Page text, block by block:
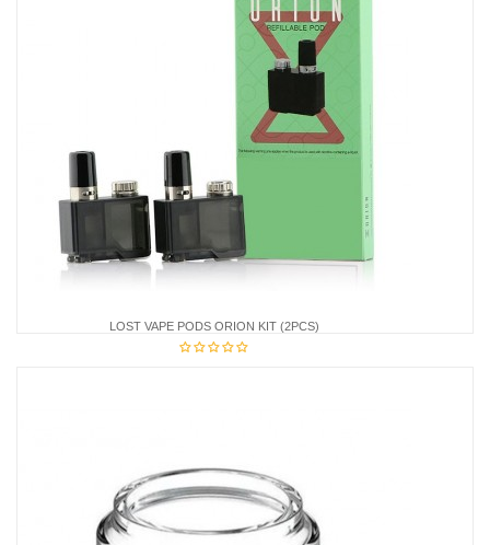
LOST VAPE PODS ORION KIT (2PCS)